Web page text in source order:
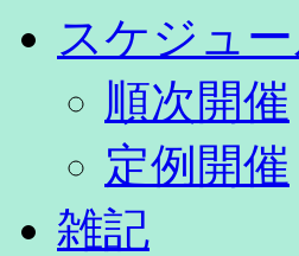
スケジュ
順次開催
定例開催
雑記